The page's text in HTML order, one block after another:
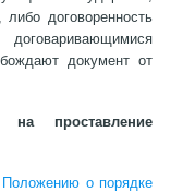
либо договоренность
документ от
проставление
Положению о порядке